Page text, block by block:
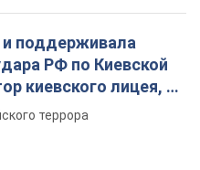
и поддерживала
РФ по Киевской
киевского лицея, её
террора